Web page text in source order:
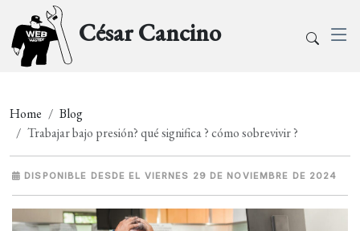
César Cancino
Home
Blog
Trabajar bajo presión? qué significa ? cómo sobrevivir ?
DISPONIBLE DESDE EL VIERNES 29 DE NOVIEMBRE DE 2024